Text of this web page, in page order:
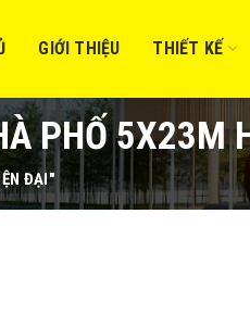
GIỚI THIỆU THIẾT KẾ
PHỐ 5X23M
ĐẠI"